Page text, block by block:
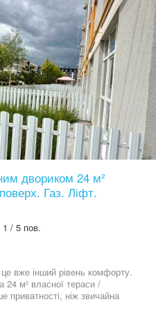
ПРО КОМПЛЕКС ЖК
середовищем для
охорона, магазини та кафе на
газове опалення •
водопостачання •
лічильники • укриття •
400 $ • перший внесок: від
• можлива знижка при
ЛОКАЦІЯ
поруч із Києвом. До метро
садок, магазини, аптека,
Телефонуйте або
і розповімо умови
двориком 24 м²
Газ. Ліфт.
1 / 5 пов.
вже інший рівень комфорту.
24 м² власної тераси /
приватності, ніж звичайна